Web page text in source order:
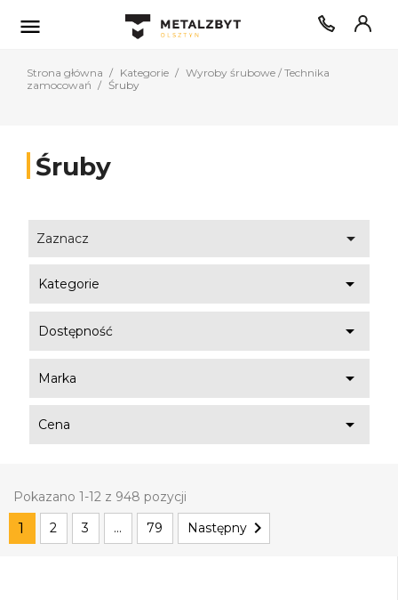

Strona główna Kategorie
Wyroby śrubowe / Technika
zamocowań
Śruby
Śruby
Zaznacz 
Kategorie 
Dostępność 
Marka 
Cena 
Pokazano 1-12 z 948 pozycji
1 2 3 … 79 Następny 